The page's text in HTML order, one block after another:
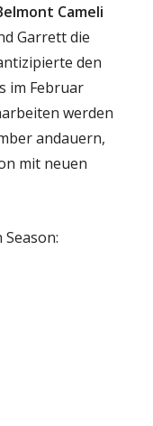
Cameli
Garrett die
den
im Februar
werden
andauern,
mit neuen